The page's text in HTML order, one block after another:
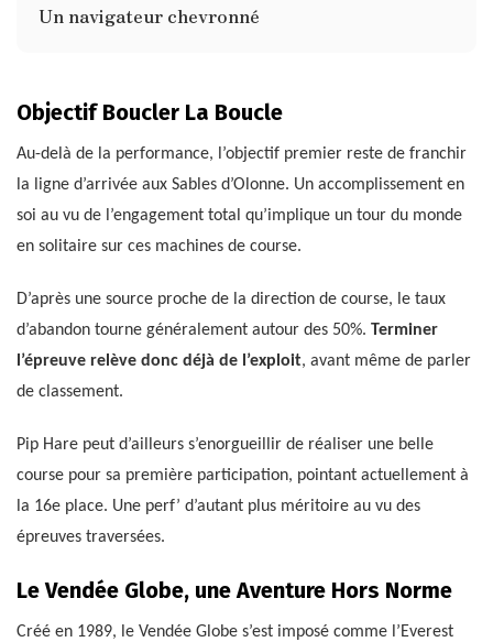
Un navigateur chevronné
Objectif Boucler La Boucle
Au-delà de la performance, l’objectif premier reste de franchir
la ligne d’arrivée aux Sables d’Olonne. Un accomplissement en
soi au vu de l’engagement total qu’implique un tour du monde
en solitaire sur ces machines de course.
D’après une source proche de la direction de course, le taux
d’abandon tourne généralement autour des 50%. Terminer
l’épreuve relève donc déjà de l’exploit, avant même de parler
de classement.
Pip Hare peut d’ailleurs s’enorgueillir de réaliser une belle
course pour sa première participation, pointant actuellement à
la 16e place. Une perf’ d’autant plus méritoire au vu des
épreuves traversées.
Le Vendée Globe, une Aventure Hors Norme
Créé en 1989, le Vendée Globe s’est imposé comme l’Everest